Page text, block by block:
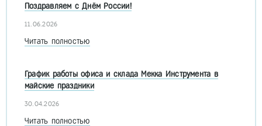
Поздравляем с Днём России!
11.06.2026
Читать полностью
График работы офиса и склада Мекка Инструмента в
майские праздники
30.04.2026
Читать полностью